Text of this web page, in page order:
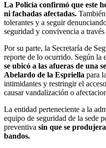
La Policía confirmó que este
ni fachadas afectadas.
tolerantes y a seguir
seguridad y convivencia a
Por su parte, la Secretaría de
reporte de lo ocurrido. Según la
se ubicó a las afueras de una
Abelardo de la Espriella para
intimidantes y restringir el
causar vandalización o
La entidad perteneciente a la
equipo de seguridad de la sede
preventiva sin que se
bandos.